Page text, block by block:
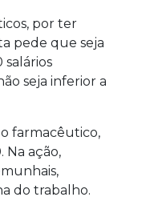
por ter
pede que seja
salários
seja inferior a
farmacêutico,
Na ação,
do trabalho.